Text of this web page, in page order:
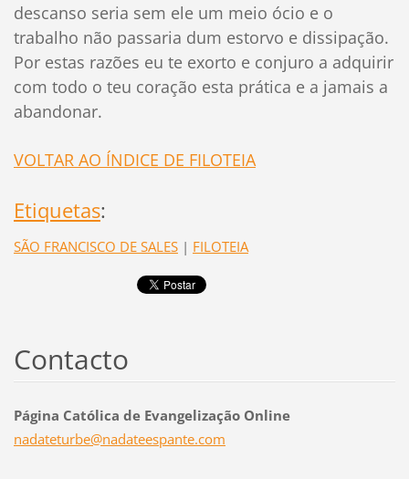
descanso seria sem ele um meio ócio e o
trabalho não passaria dum estorvo e dissipação.
Por estas razões eu te exorto e conjuro a adquirir
com todo o teu coração esta prática e a jamais a
abandonar.
VOLTAR AO ÍNDICE DE FILOTEIA
Etiquetas:
SÃO FRANCISCO DE SALES | FILOTEIA
Contacto
Página Católica de Evangelização Online
nadateturbe@nadateespante.com